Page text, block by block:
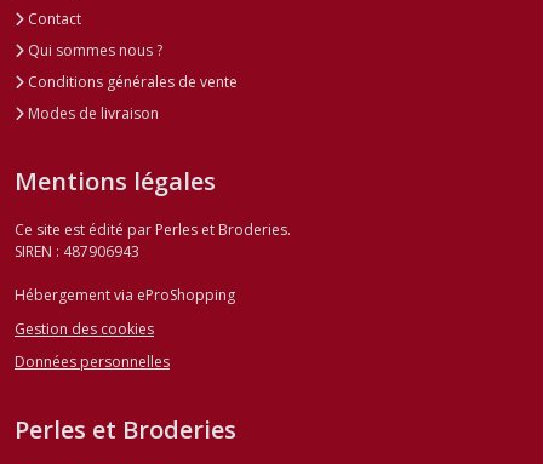
Contact
Qui sommes nous ?
Conditions générales de vente
Modes de livraison
Mentions légales
Ce site est édité par Perles et Broderies.
SIREN : 487906943
Hébergement via eProShopping
Gestion des cookies
Données personnelles
Perles et Broderies